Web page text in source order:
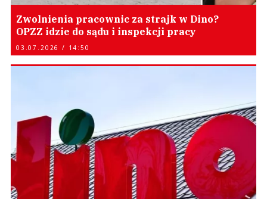
Zwolnienia pracownic za strajk w Dino?
OPZZ idzie do sądu i inspekcji pracy
03.07.2026 / 14:50